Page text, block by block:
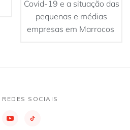
Covid-19 e a situação das
pequenas e médias
empresas em Marrocos
SOCIAIS